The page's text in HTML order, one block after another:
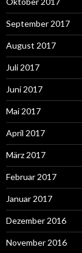
September 2017
August 2017
Juli 2017
Juni 2017
Mai 2017
April 2017
März 2017
Februar 2017
Januar 2017
Dezember 2016
November 2016